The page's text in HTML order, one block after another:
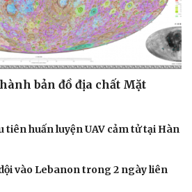
Podcast
Câu chuyện thời sự
Đọc truyện đêm khuya
Cửa sổ tình yêu
Hạt giống tâm hồn
bản đồ địa chất Mặt
tiên huấn luyện UAV cảm tử tại Hàn
vào Lebanon trong 2 ngày liên